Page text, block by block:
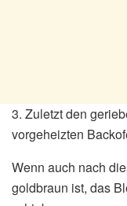
3. Zuletzt den
vorgeheizten
Wenn auch nach
goldbraun ist, das